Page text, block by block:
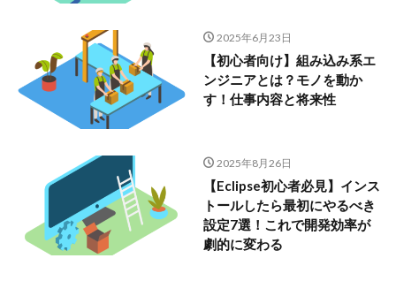
2025年6月23日
【初心者向け】組み込み系エ
ンジニアとは？モノを動か
す！仕事内容と将来性
2025年8月26日
【Eclipse初心者必見】インス
トールしたら最初にやるべき
設定7選！これで開発効率が
劇的に変わる